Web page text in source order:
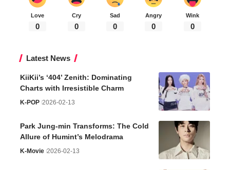
Love
0
Cry
0
Sad
0
Angry
0
Wink
0
Latest News
KiiKii’s ‘404’ Zenith: Dominating
Charts with Irresistible Charm
K-POP 2026-02-13
Park Jung-min Transforms: The Cold
Allure of Humint’s Melodrama
K-Movie 2026-02-13